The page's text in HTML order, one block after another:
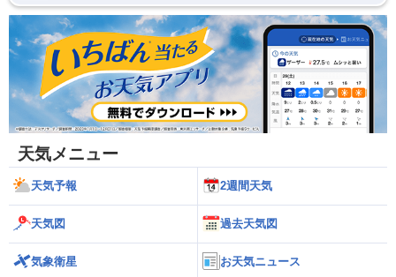
天気メニュー
天気予報 2週間天気
天気図 過去天気図
気象衛星 お天気ニュース